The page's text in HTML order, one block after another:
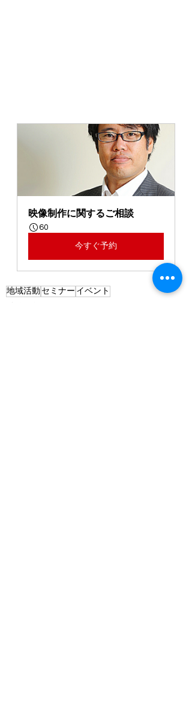
映像制作に関するご相談
60
今すぐ予約
地域活動 セミナー イベント